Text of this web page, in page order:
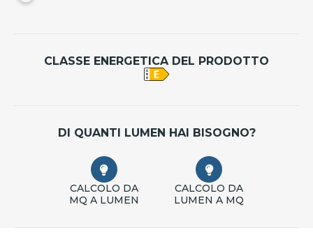
CLASSE ENERGETICA DEL PRODOTTO
DI QUANTI LUMEN HAI BISOGNO?
CALCOLO DA
MQ A LUMEN
CALCOLO DA
LUMEN A MQ